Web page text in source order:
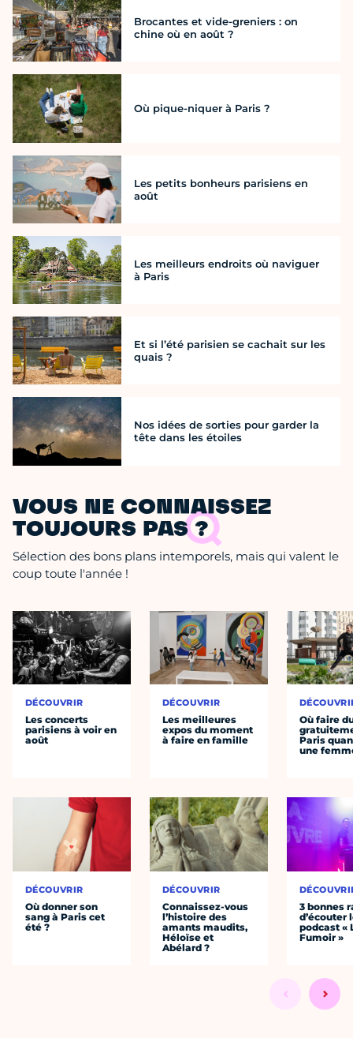
Brocantes et vide-greniers : on
chine où en août ?
Où pique-niquer à Paris ?
Les petits bonheurs parisiens en
août
Les meilleurs endroits où naviguer
à Paris
Et si l’été parisien se cachait sur les
quais ?
Nos idées de sorties pour garder la
tête dans les étoiles
VOUS NE CONNAISSEZ
TOUJOURS PAS ?
Sélection des bons plans intemporels, mais qui valent le
coup toute l'année !
DÉCOUVRIR
Les concerts
parisiens à voir en
août
DÉCOUVRIR
Où donner son
sang à Paris cet
été ?
DÉCOUVRIR
Les meilleures
expos du moment
à faire en famille
DÉCOUVRIR
Connaissez-vous
l’histoire des
amants maudits,
Héloïse et
Abélard ?
Où faire
Paris
une
3 bonnes
d’écouter
podcast «
Fumoir »